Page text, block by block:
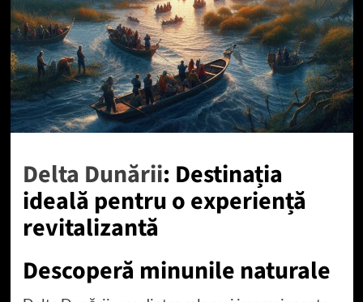
Delta Dunării: Destinația
ideală pentru o experiență
revitalizantă
Descoperă minunile naturale